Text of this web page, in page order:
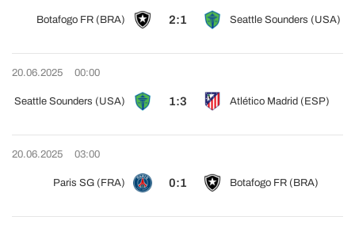
Botafogo FR (BRA) 2:1 Seattle Sounders (USA)
20.06.2025 00:00
Seattle Sounders (USA) 1:3 Atlético Madrid (ESP)
20.06.2025 03:00
Paris SG (FRA) 0:1 Botafogo FR (BRA)